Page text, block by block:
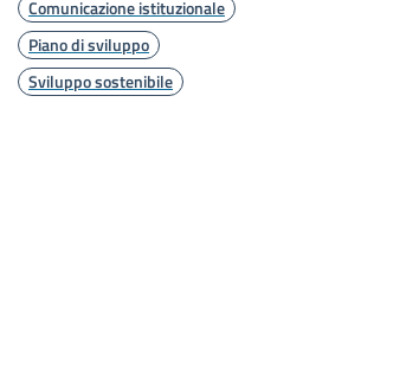
Comunicazione istituzionale
Piano di sviluppo
Sviluppo sostenibile